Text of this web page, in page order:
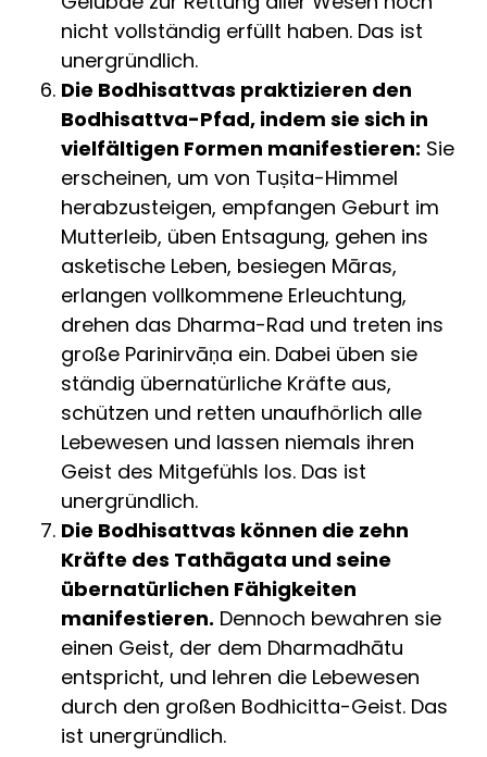
nicht vollständig erfüllt haben. Das ist
unergründlich.
Die Bodhisattvas praktizieren den
Bodhisattva-Pfad, indem sie sich in
vielfältigen Formen manifestieren: Sie
erscheinen, um von Tuṣita-Himmel
herabzusteigen, empfangen Geburt im
Mutterleib, üben Entsagung, gehen ins
asketische Leben, besiegen Māras,
erlangen vollkommene Erleuchtung,
drehen das Dharma-Rad und treten ins
große Parinirvāṇa ein. Dabei üben sie
ständig übernatürliche Kräfte aus,
schützen und retten unaufhörlich alle
Lebewesen und lassen niemals ihren
Geist des Mitgefühls los. Das ist
unergründlich.
Die Bodhisattvas können die zehn
Kräfte des Tathāgata und seine
übernatürlichen Fähigkeiten
manifestieren. Dennoch bewahren sie
einen Geist, der dem Dharmadhātu
entspricht, und lehren die Lebewesen
durch den großen Bodhicitta-Geist. Das
ist unergründlich.